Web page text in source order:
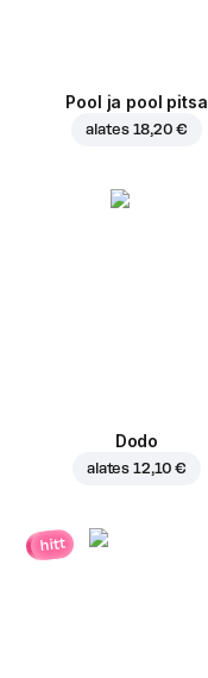
Pool ja pool pitsa
alates 18,20 €
Dodo
alates 12,10 €
hitt